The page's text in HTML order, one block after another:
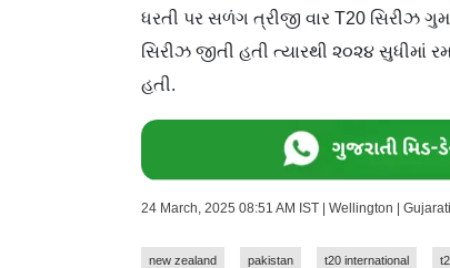
ધરતી પર સળંગ ત્રીજી વાર T20 સિરીઝ
સિરીઝ જીતી હતી ત્યારથી ૨૦૨૪ સુધીમાં
હતી.
24 March, 2025 08:51 AM IST | Wellington |
new zealand pakistan t20 international